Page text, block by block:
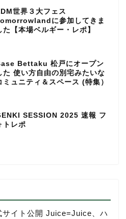
世界３大フェス
に参加してきま
た【本場ベルギー・レポ】
Bettaku 松戸にオープン
た 使い方自由の別宅みたいな
ミュニティ＆スペース (特集）
SESSION 2025 速報 フ
トレポ
イト公開 Juice=Juice、ハ